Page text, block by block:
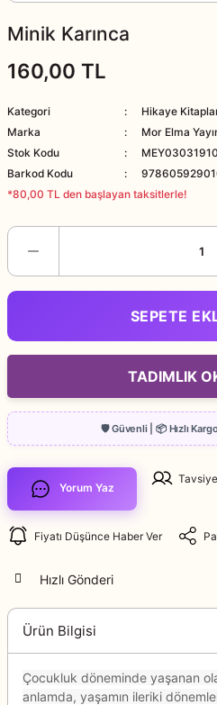
Minik Karınca
160,00 TL
Kategori
Hikaye
Marka
Mor Elma
Stok Kodu
Barkod Kodu
*80,00 TL den başlayan taksitlerle!
SEPETE
TADIMLIK
Yorum Yaz
Fiyatı Düşünce Haber Ver
Hızlı Gönderi
Ürün Bilgisi
Çocukluk döneminde yaşanan
anlamda, yaşamın ileriki